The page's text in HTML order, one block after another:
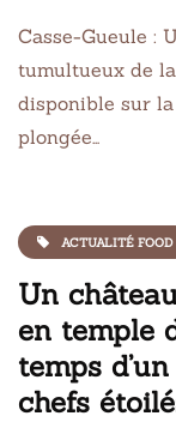
Casse-Gueule :
tumultueux de
disponible sur
plongée…
ACTUALITÉ FOOD
Un
en temple
temps
chefs